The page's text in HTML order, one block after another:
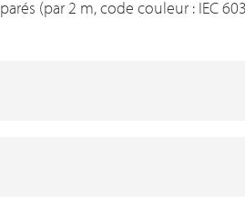
(par 2 m, code couleur : IEC